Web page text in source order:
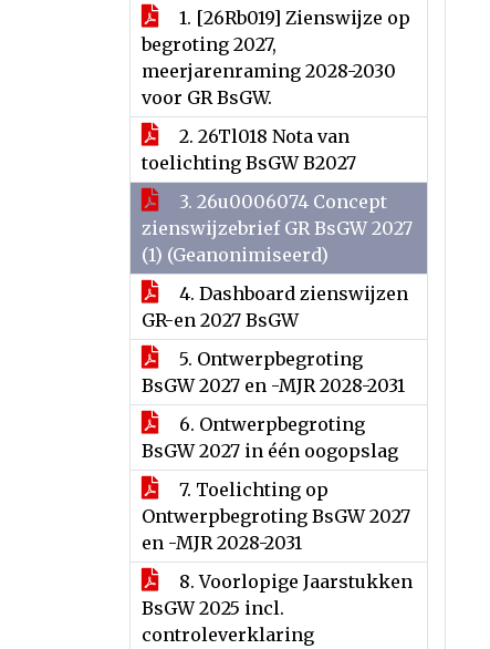
1. [26Rb019] Zienswijze op
begroting 2027,
meerjarenraming 2028-2030
voor GR BsGW.
2. 26Tl018 Nota van
toelichting BsGW B2027
3. 26u0006074 Concept
zienswijzebrief GR BsGW 2027
(1) (Geanonimiseerd)
4. Dashboard zienswijzen
GR-en 2027 BsGW
5. Ontwerpbegroting
BsGW 2027 en -MJR 2028-2031
6. Ontwerpbegroting
BsGW 2027 in één oogopslag
7. Toelichting op
Ontwerpbegroting BsGW 2027
en -MJR 2028-2031
8. Voorlopige Jaarstukken
BsGW 2025 incl.
controleverklaring